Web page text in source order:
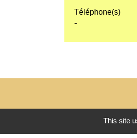
Téléphone(s)
-
This site